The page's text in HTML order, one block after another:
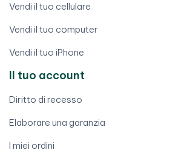
Vendi il tuo cellulare
Vendi il tuo computer
Vendi il tuo iPhone
Il tuo account
Diritto di recesso
Elaborare una garanzia
I miei ordini